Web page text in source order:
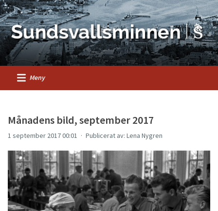
Meny
Månadens bild, september 2017
1 september 2017 00:01 Publicerat av: Lena Nygren